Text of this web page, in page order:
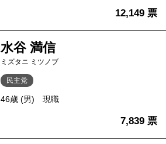
12,149 票
水谷 満信
ミズタニ ミツノブ
民主党
46歳 (男) 現職
7,839 票